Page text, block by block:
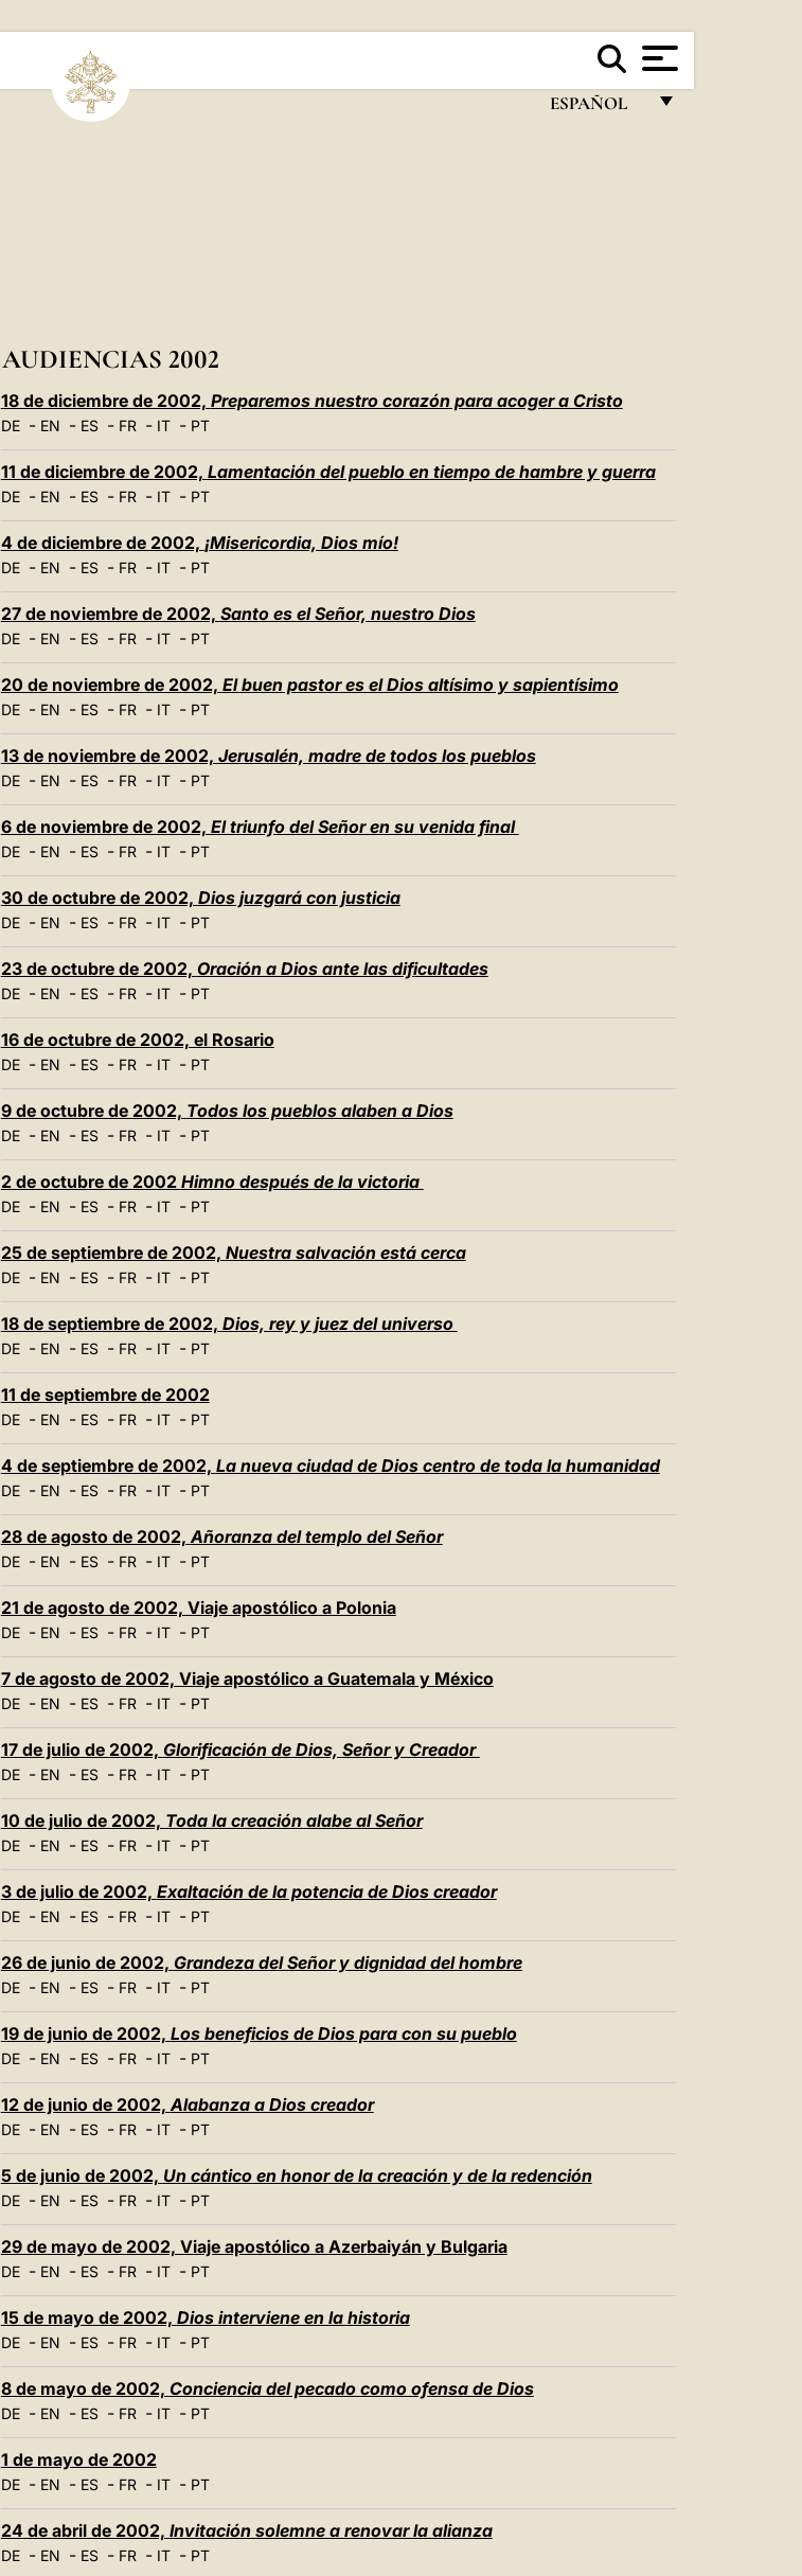
ESPAÑOL
POLSKI
中文
LATINE
AUDIENCIAS 2002
18 de diciembre de 2002, Preparemos nuestro corazón para acoger a Cristo
DE- EN - ES- FR- IT- PT
11 de diciembre de 2002, Lamentación del pueblo en tiempo de hambre y guerra
DE- EN - ES- FR- IT- PT
4 de diciembre de 2002, ¡Misericordia, Dios mío!
DE- EN - ES- FR- IT- PT
27 de noviembre de 2002, Santo es el Señor, nuestro Dios
DE- EN - ES- FR- IT- PT
20 de noviembre de 2002, El buen pastor es el Dios altísimo y sapientísimo
DE- EN - ES- FR- IT- PT
13 de noviembre de 2002, Jerusalén, madre de todos los pueblos
DE- EN - ES- FR- IT- PT
6 de noviembre de 2002, El triunfo del Señor en su venida final
DE- EN - ES- FR- IT- PT
30 de octubre de 2002, Dios juzgará con justicia
DE- EN - ES- FR- IT- PT
23 de octubre de 2002, Oración a Dios ante las dificultades
DE- EN - ES- FR- IT- PT
16 de octubre de 2002, el Rosario
DE- EN - ES- FR- IT- PT
9 de octubre de 2002, Todos los pueblos alaben a Dios
DE- EN - ES- FR- IT- PT
2 de octubre de 2002 Himno después de la victoria
DE- EN - ES- FR- IT- PT
25 de septiembre de 2002, Nuestra salvación está cerca
DE- EN - ES- FR- IT- PT
18 de septiembre de 2002, Dios, rey y juez del universo
DE- EN - ES- FR- IT- PT
11 de septiembre de 2002
DE- EN - ES- FR- IT- PT
4 de septiembre de 2002, La nueva ciudad de Dios centro de toda la humanidad
DE- EN - ES- FR- IT- PT
28 de agosto de 2002,Añoranza del templo del Señor
DE- EN - ES- FR- IT- PT
21 de agosto de 2002, Viaje apostólico a Polonia
DE- EN - ES- FR- IT- PT
7 de agosto de 2002, Viaje apostólico a Guatemala y México
DE- EN - ES- FR- IT- PT
17 de julio de 2002, Glorificación de Dios, Señor y Creador
DE- EN - ES- FR- IT- PT
10 de julio de 2002, Toda la creación alabe al Señor
DE- EN - ES- FR- IT- PT
3 de julio de 2002, Exaltación de la potencia de Dios creador
DE- EN - ES- FR- IT- PT
26 de junio de 2002, Grandeza del Señor y dignidad del hombre
DE- EN - ES- FR- IT- PT
19 de junio de 2002, Los beneficios de Dios para con su pueblo
DE- EN - ES- FR- IT- PT
12 de junio de 2002,Alabanza a Dios creador
DE- EN - ES- FR- IT- PT
5 de junio de 2002, Un cántico en honor de la creación y de la redención
DE- EN - ES- FR- IT- PT
29 de mayo de 2002, Viaje apostólico a Azerbaiyán y Bulgaria
DE- EN - ES- FR- IT- PT
15 de mayo de 2002, Dios interviene en la historia
DE- EN - ES- FR- IT- PT
8 de mayo de 2002, Conciencia del pecado como ofensa de Dios
DE- EN - ES- FR- IT- PT
1 de mayo de 2002
DE- EN - ES- FR- IT- PT
24 de abril de 2002, Invitación solemne a renovar la alianza
DE- EN - ES- FR- IT- PT